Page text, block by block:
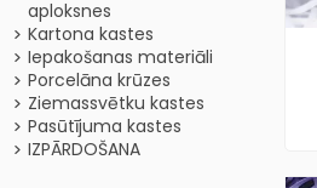
aploksnes
Kartona kastes
Iepakošanas materiāli
Porcelāna krūzes
Ziemassvētku kastes
Pasūtījuma kastes
IZPĀRDOŠANA